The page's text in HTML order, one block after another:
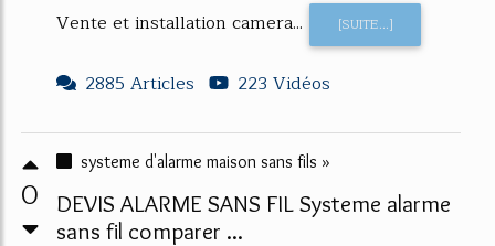
Vente et installation camera... [SUITE...]
2885 Articles 223 Vidéos
0
systeme d'alarme maison sans fils »
DEVIS ALARME SANS FIL Systeme alarme
sans fil comparer ...